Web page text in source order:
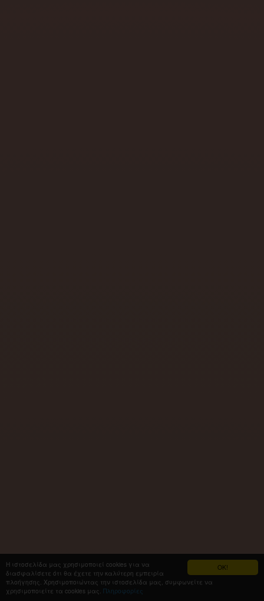
OK!
Η ιστοσελίδα μας χρησιμοποιεί cookies για να
διασφαλίσετε ότι θα έχετε την καλύτερη εμπειρία
πλοήγησης. Χρησιμοποιώντας την ιστοσελίδα μας, συμφωνείτε να
χρησιμοποιείτε τα cookies μας. Πληροφορίες